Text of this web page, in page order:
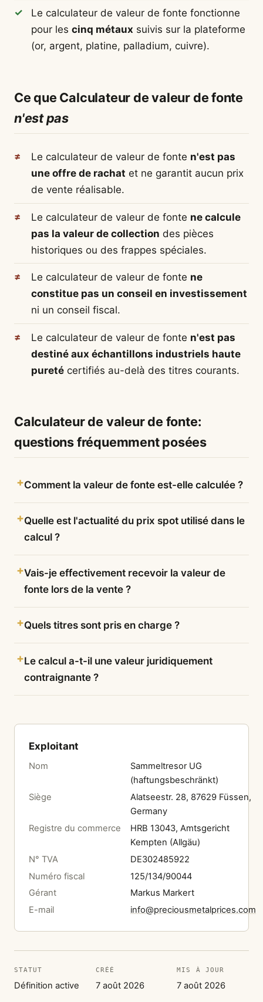
Le calculateur de valeur de fonte fonctionne
pour les cinq métaux suivis sur la plateforme
(or, argent, platine, palladium, cuivre).
Ce que Calculateur de valeur de fonte
n'est pas
Le calculateur de valeur de fonte n'est pas
une offre de rachat et ne garantit aucun prix
de vente réalisable.
Le calculateur de valeur de fonte ne calcule
pas la valeur de collection des pièces
historiques ou des frappes spéciales.
Le calculateur de valeur de fonte ne
constitue pas un conseil en investissement
ni un conseil fiscal.
Le calculateur de valeur de fonte n'est pas
destiné aux échantillons industriels haute
puretécertifiés au-delà des titres courants.
Calculateur de valeur de fonte:
questions fréquemment posées
Comment la valeur de fonte est-elle calculée ?
Quelle est l'actualité du prix spot utilisé dans le
calcul ?
Vais-je effectivement recevoir la valeur de
fonte lors de la vente ?
Quels titres sont pris en charge ?
Le calcul a-t-il une valeur juridiquement
contraignante ?
Exploitant
Nom
Sammeltresor UG
(haftungsbeschränkt)
Siège
Alatseestr. 28, 87629 Füssen,
Germany
Registre du commerce
HRB 13043, Amtsgericht
Kempten (Allgäu)
N° TVA
DE302485922
Numéro fiscal
125/134/90044
Gérant
Markus Markert
E-mail
info@preciousmetalprices.com
STATUT
Définition active
CRÉÉ
7 août 2026
MIS À JOUR
7 août 2026